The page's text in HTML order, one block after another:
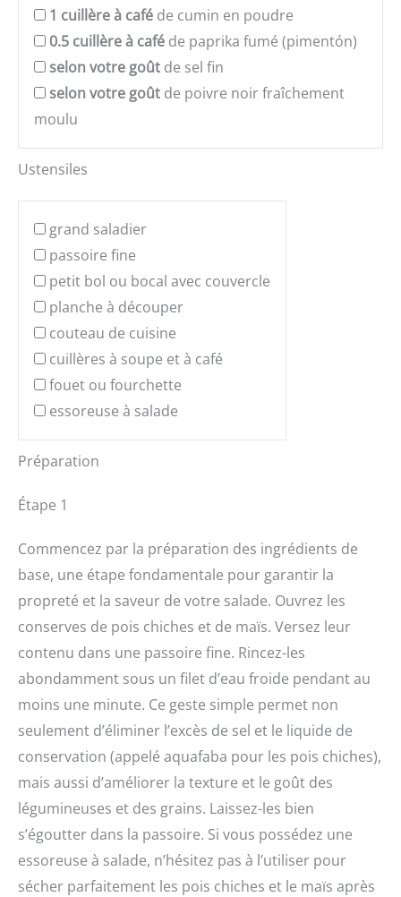
1 cuillère à café de cumin en poudre
0.5 cuillère à café de paprika fumé (pimentón)
selon votre goût de sel fin
selon votre goût de poivre noir fraîchement
moulu
Ustensiles
grand saladier
passoire fine
petit bol ou bocal avec couvercle
planche à découper
couteau de cuisine
cuillères à soupe et à café
fouet ou fourchette
essoreuse à salade
Préparation
Étape 1
Commencez par la préparation des ingrédients de
base, une étape fondamentale pour garantir la
propreté et la saveur de votre salade. Ouvrez les
conserves de pois chiches et de maïs. Versez leur
contenu dans une passoire fine. Rincez-les
abondamment sous un filet d’eau froide pendant au
moins une minute. Ce geste simple permet non
seulement d’éliminer l’excès de sel et le liquide de
conservation (appelé aquafaba pour les pois chiches),
mais aussi d’améliorer la texture et le goût des
légumineuses et des grains. Laissez-les bien
s’égoutter dans la passoire. Si vous possédez une
essoreuse à salade, n’hésitez pas à l’utiliser pour
sécher parfaitement les pois chiches et le maïs après